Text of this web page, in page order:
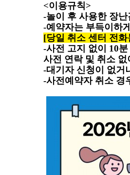
<이용규칙>
-놀이 후 사용한 장
-예약자는 부득이하
[당일 취소 센터 전
-사전 고지 없이 10
사전 연락 및 취소
-대기자 신청이 없거
-사전예약자 취소 경